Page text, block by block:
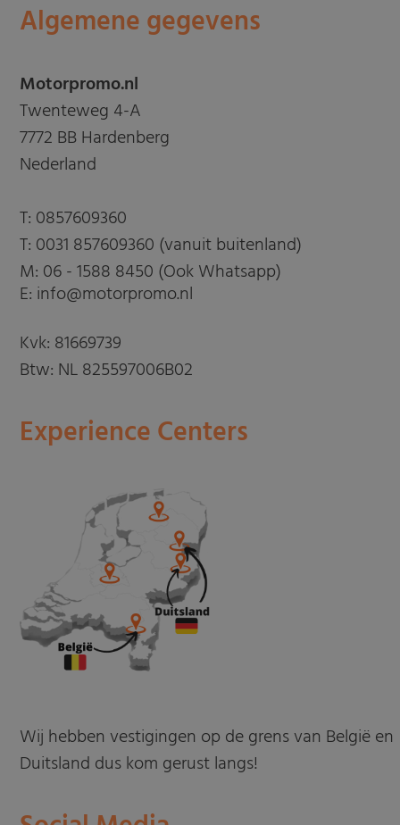
Algemene gegevens
Motorpromo.nl
Twenteweg 4-A
7772 BB Hardenberg
Nederland
T: 0857609360
T: 0031 857609360 (vanuit buitenland)
M: 06 - 1588 8450 (Ook Whatsapp)
E: info@motorpromo.nl
Kvk: 81669739
Btw: NL 825597006B02
Experience Centers
Wij hebben vestigingen op de grens van België en
Duitsland dus kom gerust langs!